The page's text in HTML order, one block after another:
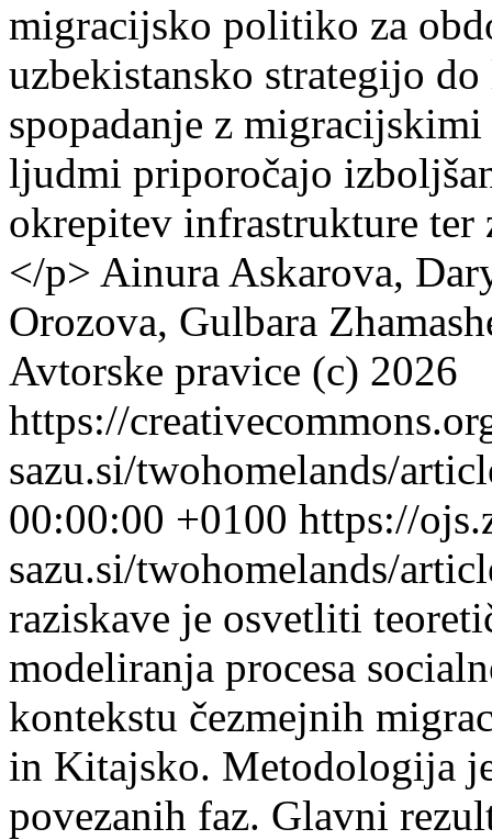
migracijsko politiko za
uzbekistansko strategijo
spopadanje z
ljudmi priporočajo
okrepitev infrastrukture
</p> Ainura Askarova,
Orozova, Gulbara
Avtorske pravice (c) 2026
https://
sazu.si/twohomelands/
00:00:00 +0100 https://
sazu.si/twohomelands/
raziskave je osvetliti
modeliranja procesa
kontekstu čezmejnih
in Kitajsko. Metodologija
povezanih faz. Glavni